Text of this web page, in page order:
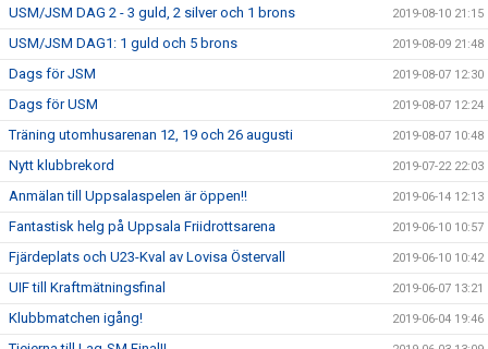
USM/JSM DAG 2 - 3 guld, 2 silver och 1 brons 2019-08-10 21:15
USM/JSM DAG1: 1 guld och 5 brons 2019-08-09 21:48
Dags för JSM 2019-08-07 12:30
Dags för USM 2019-08-07 12:24
Träning utomhusarenan 12, 19 och 26 augusti 2019-08-07 10:48
Nytt klubbrekord 2019-07-22 22:03
Anmälan till Uppsalaspelen är öppen!! 2019-06-14 12:13
Fantastisk helg på Uppsala Friidrottsarena 2019-06-10 10:57
Fjärdeplats och U23-Kval av Lovisa Östervall 2019-06-10 10:42
UIF till Kraftmätningsfinal 2019-06-07 13:21
Klubbmatchen igång! 2019-06-04 19:46